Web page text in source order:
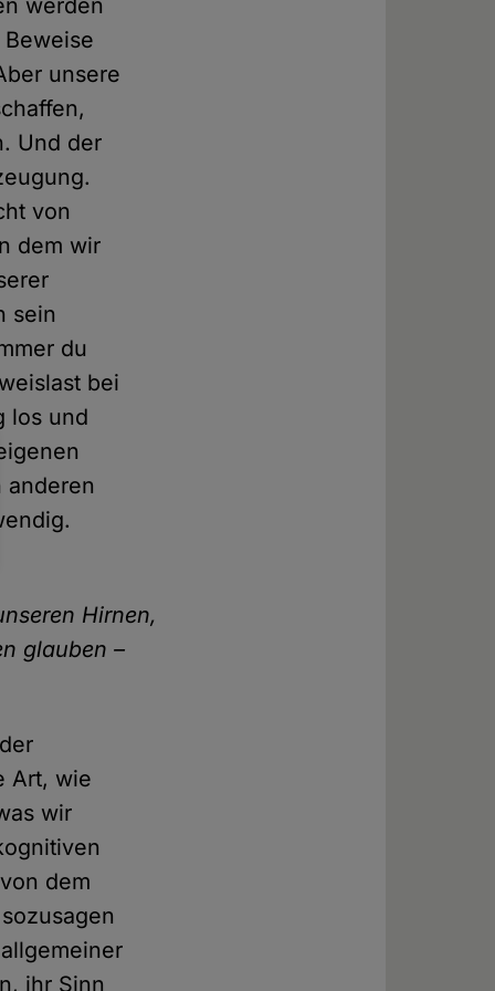
werden
unsere
Und der
von
dem wir
sein
du
bei
los und
anderen
Hirnen,
glauben –
Art, wie
wir
dem
ihr Sinn